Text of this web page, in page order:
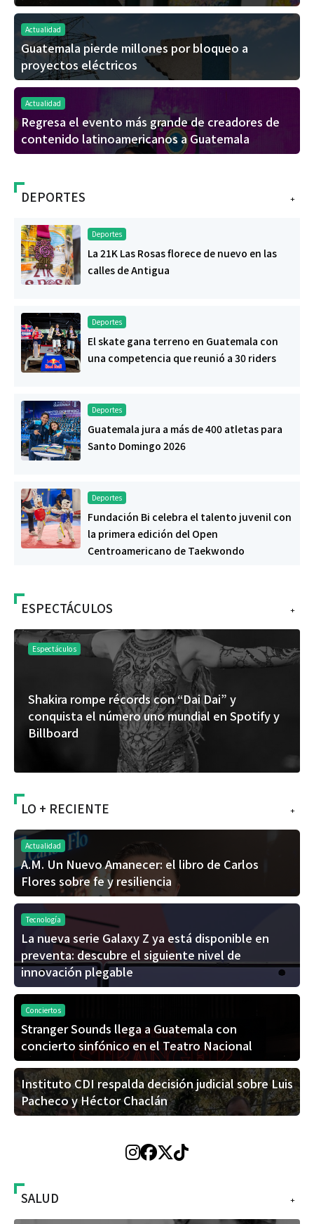
Actualidad
Guatemala pierde millones por bloqueo a
proyectos eléctricos
Actualidad
Regresa el evento más grande de creadores de
contenido latinoamericanos a Guatemala
+
DEPORTES
Deportes
La 21K Las Rosas florece de nuevo en las
calles de Antigua
Deportes
El skate gana terreno en Guatemala con
una competencia que reunió a 30 riders
Deportes
Guatemala jura a más de 400 atletas para
Santo Domingo 2026
Deportes
Fundación Bi celebra el talento juvenil con
la primera edición del Open
Centroamericano de Taekwondo
+
ESPECTÁCULOS
Espectáculos
Shakira rompe récords con “Dai Dai” y
conquista el número uno mundial en Spotify y
Billboard
+
LO + RECIENTE
Actualidad
A.M. Un Nuevo Amanecer: el libro de Carlos
Flores sobre fe y resiliencia
Tecnología
La nueva serie Galaxy Z ya está disponible en
preventa: descubre el siguiente nivel de
innovación plegable
Conciertos
Stranger Sounds llega a Guatemala con
concierto sinfónico en el Teatro Nacional
Instituto CDI respalda decisión judicial sobre Luis
Pacheco y Héctor Chaclán
+
SALUD